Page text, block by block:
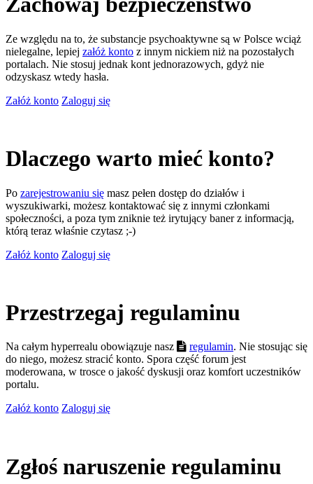
Ze względu na to, że substancje psychoaktywne są w Polsce wciąż
nielegalne, lepiej załóż konto z innym nickiem niż na pozostałych
portalach. Nie stosuj jednak kont jednorazowych, gdyż nie
odzyskasz wtedy hasła.
Załóż konto Zaloguj się
Dlaczego warto mieć konto?
Po zarejestrowaniu się masz pełen dostęp do działów i
wyszukiwarki, możesz kontaktować się z innymi członkami
społeczności, a poza tym zniknie też irytujący baner z informacją,
którą teraz właśnie czytasz ;-)
Załóż konto Zaloguj się
Przestrzegaj regulaminu
Na całym hyperrealu obowiązuje nasz regulamin. Nie stosując się
do niego, możesz stracić konto. Spora część forum jest
moderowana, w trosce o jakość dyskusji oraz komfort uczestników
portalu.
Załóż konto Zaloguj się
Zgłoś naruszenie regulaminu